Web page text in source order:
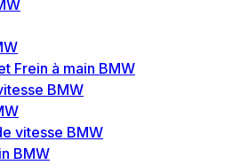
Frein à main BMW
BMW
vitesse BMW
BMW